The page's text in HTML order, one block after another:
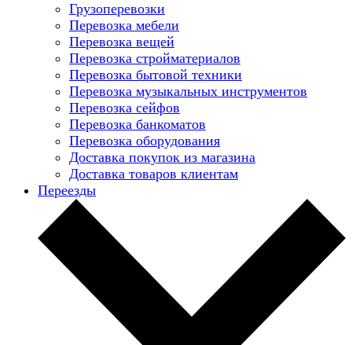
Грузоперевозки
Перевозка мебели
Перевозка вещей
Перевозка стройматериалов
Перевозка бытовой техники
Перевозка музыкальных инструментов
Перевозка сейфов
Перевозка банкоматов
Перевозка оборудования
Доставка покупок из магазина
Доставка товаров клиентам
Переезды